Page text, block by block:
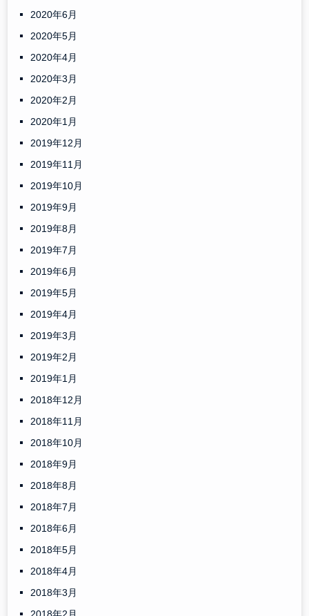
2020年6月
2020年5月
2020年4月
2020年3月
2020年2月
2020年1月
2019年12月
2019年11月
2019年10月
2019年9月
2019年8月
2019年7月
2019年6月
2019年5月
2019年4月
2019年3月
2019年2月
2019年1月
2018年12月
2018年11月
2018年10月
2018年9月
2018年8月
2018年7月
2018年6月
2018年5月
2018年4月
2018年3月